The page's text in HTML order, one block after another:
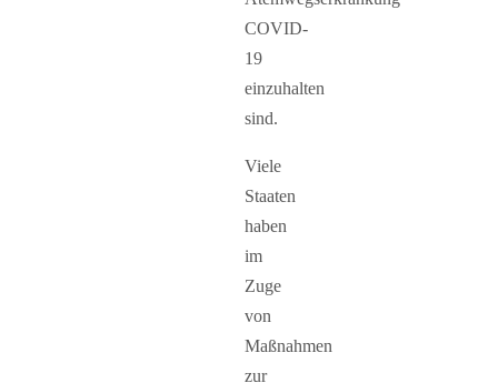
COVID-
19
einzuhalten
sind.
Viele
Staaten
haben
im
Zuge
von
Maßnahmen
zur